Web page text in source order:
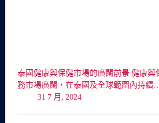
泰國健康與保健市場的廣闊前景 健康與
務市場廣闊，在泰國及全球範圍內持續
31 7 月, 2024